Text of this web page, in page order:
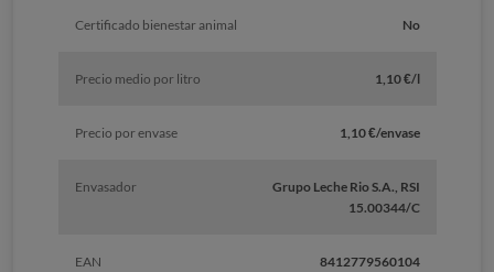
Certificado bienestar animal No
Precio medio por litro 1,10 €/l
Precio por envase 1,10 €/envase
Envasador
Grupo Leche Rio S.A., RSI
15.00344/C
EAN 8412779560104